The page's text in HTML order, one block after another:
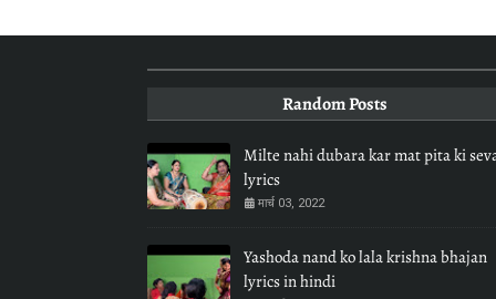
Random Posts
Milte nahi dubara kar mat pita ki
lyrics
मार्च 03, 2022
Yashoda nand ko lala krishna bhajan
lyrics in hindi